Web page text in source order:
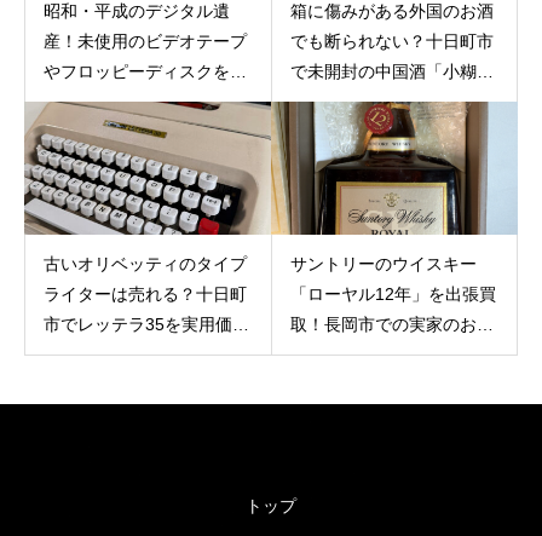
昭和・平成のデジタル遺
産！未使用のビデオテープ
やフロッピーディスクを長
岡市で出張買取。意外な骨
董価値とバイバイ買取が選
ばれる理由
箱に傷みがある外国のお酒
でも断られない？十日町市
で未開封の中国酒「小糊涂
仙」を大切にお預かり
古いオリベッティのタイプ
ライターは売れる？十日町
市でレッテラ35を実用価値
重視で誠実に査定
サントリーのウイスキー
「ローヤル12年」を出張買
取！長岡市での実家のお片
付けで古いお酒に価値が付
トップ